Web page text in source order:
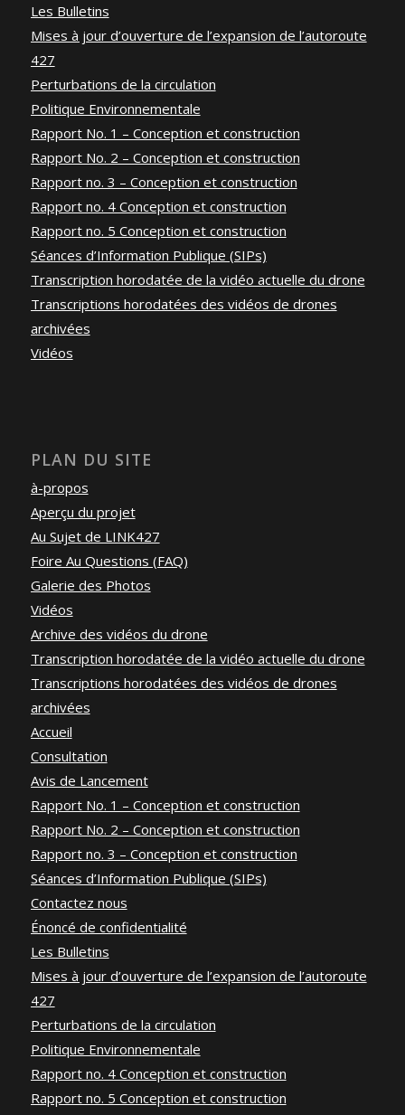
Les Bulletins
Mises à jour d’ouverture de l’expansion de l’autoroute
427
Perturbations de la circulation
Politique Environnementale
Rapport No. 1 – Conception et construction
Rapport No. 2 – Conception et construction
Rapport no. 3 – Conception et construction
Rapport no. 4 Conception et construction
Rapport no. 5 Conception et construction
Séances d’Information Publique (SIPs)
Transcription horodatée de la vidéo actuelle du drone
Transcriptions horodatées des vidéos de drones
archivées
Vidéos
PLAN DU SITE
à-propos
Aperçu du projet
Au Sujet de LINK427
Foire Au Questions (FAQ)
Galerie des Photos
Vidéos
Archive des vidéos du drone
Transcription horodatée de la vidéo actuelle du drone
Transcriptions horodatées des vidéos de drones
archivées
Accueil
Consultation
Avis de Lancement
Rapport No. 1 – Conception et construction
Rapport No. 2 – Conception et construction
Rapport no. 3 – Conception et construction
Séances d’Information Publique (SIPs)
Contactez nous
Énoncé de confidentialité
Les Bulletins
Mises à jour d’ouverture de l’expansion de l’autoroute
427
Perturbations de la circulation
Politique Environnementale
Rapport no. 4 Conception et construction
Rapport no. 5 Conception et construction